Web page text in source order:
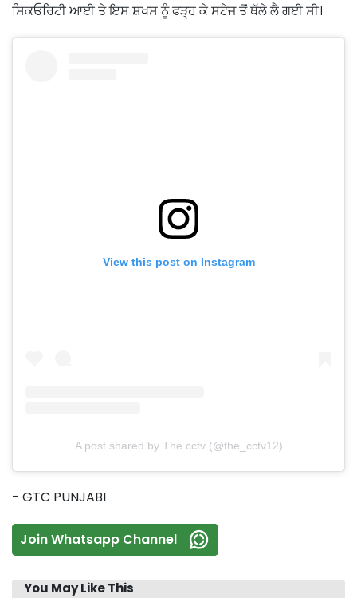
ਸਿਕਓਰਿਟੀ ਆਈ ਤੇ ਇਸ ਸ਼ਖਸ ਨੂੰ ਫੜ੍ਹ ਕੇ ਸਟੇਜ ਤੋਂ ਥੱਲੇ ਲੈ ਗਈ ਸੀ।
View this post on Instagram
A post shared by The cctv (@the_cctv12)
- GTC PUNJABI
Join Whatsapp Channel
You May Like This